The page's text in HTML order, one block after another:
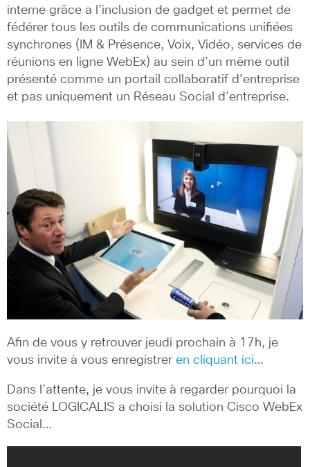
interne grâce a l’inclusion de gadget et permet de
fédérer tous les outils de communications unifiées
synchrones (IM & Présence, Voix, Vidéo, services de
réunions en ligne WebEx) au sein d’un même outil
présenté comme un portail collaboratif d’entreprise
et pas uniquement un Réseau Social d’entreprise.
Afin de vous y retrouver jeudi prochain à 17h, je
vous invite à vous enregistrer en cliquant ici…
Dans l’attente, je vous invite à regarder pourquoi la
société LOGICALIS a choisi la solution Cisco WebEx
Social…